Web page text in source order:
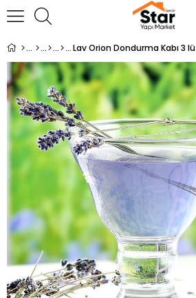
Lav Orion Dondurma Kabı 3 lü